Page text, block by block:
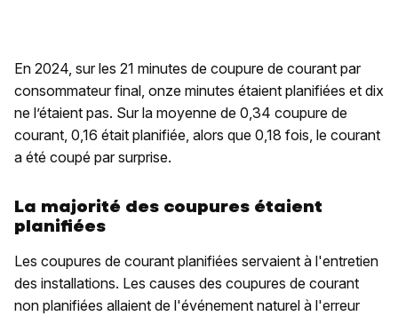
En 2024, sur les 21 minutes de coupure de courant par
consommateur final, onze minutes étaient planifiées et dix
ne l’étaient pas. Sur la moyenne de 0,34 coupure de
courant, 0,16 était planifiée, alors que 0,18 fois, le courant
a été coupé par surprise.
La majorité des coupures étaient
planifiées
Les coupures de courant planifiées servaient à l'entretien
des installations. Les causes des coupures de courant
non planifiées allaient de l'événement naturel à l'erreur